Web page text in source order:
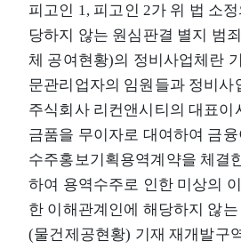
피고인 1, 피고인 2가 위 법 소
당하지 않는 원심판결 별지 범
체 공여현황)의 정비사업체란
문관리업자의 임원들과 정비사
주식회사 리컨앤시티의 대표이
금품을 무이자로 대여하여 금
수주홍보기획용역계약을 체결
하여 용역수주로 인한 미상의
한 이해관계인에 해당하지 않
(물건제공현황) 기재 재개발구